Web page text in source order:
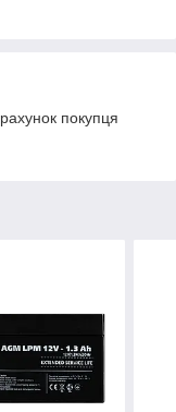
покупця